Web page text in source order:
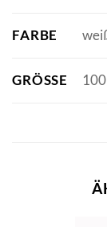
FARBE
GRÖSSE